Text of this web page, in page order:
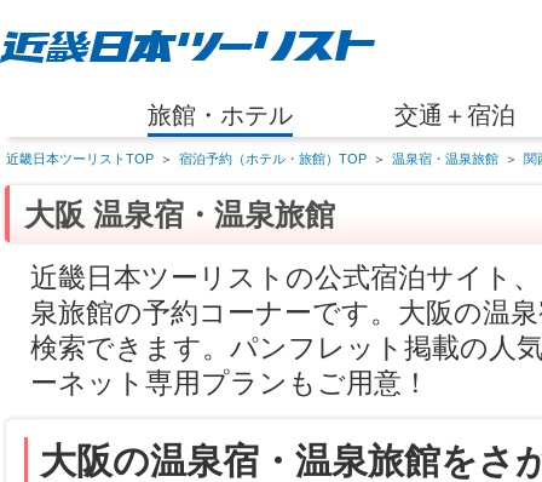
旅館・ホテル 交通＋宿泊
近畿日本ツーリストTOP ＞ 宿泊予約（ホテル・旅館）TOP ＞ 温泉宿・温泉旅館 ＞ 関
大阪 温泉宿・温泉旅館
近畿日本ツーリストの公式宿泊サイト
泉旅館の予約コーナーです。大阪の温
検索できます。パンフレット掲載の人
ーネット専用プランもご用意！
大阪の温泉宿・温泉旅館をさ